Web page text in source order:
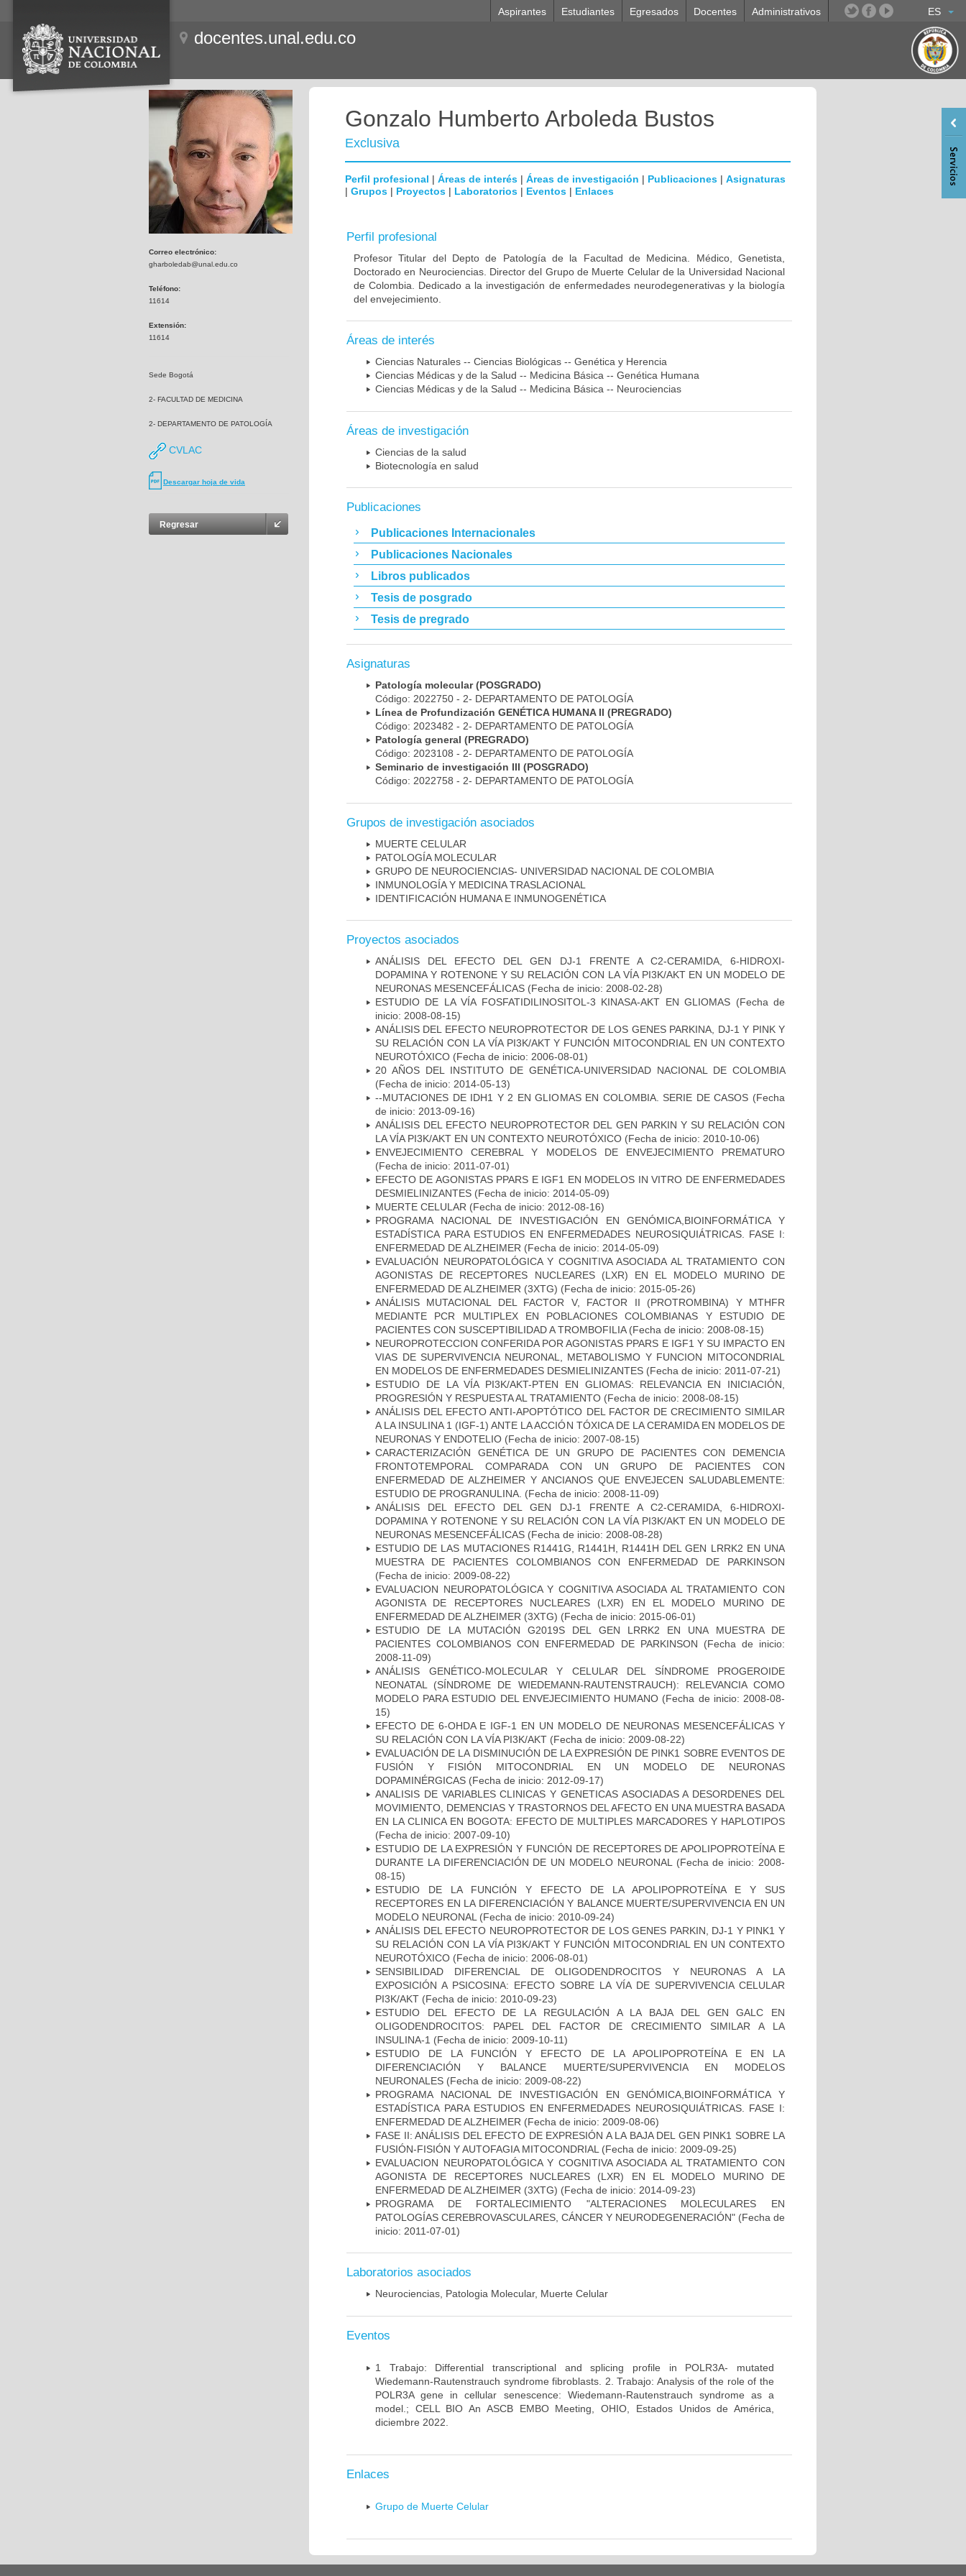
ES
Aspirantes Estudiantes Egresados Docentes Administrativos
docentes.unal.edu.co
Correo electrónico:
gharboledab@unal.edu.co
Teléfono:
11614
Extensión:
11614
Sede Bogotá
2- FACULTAD DE MEDICINA
2- DEPARTAMENTO DE PATOLOGÍA
CVLAC
Descargar hoja de vida
Regresar
Gonzalo Humberto Arboleda Bustos
Exclusiva
Perfil profesional | Áreas de interés | Áreas de investigación | Publicaciones | Asignaturas
| Grupos | Proyectos | Laboratorios | Eventos | Enlaces
Perfil profesional
Profesor Titular del Depto de Patología de la Facultad de Medicina. Médico, Genetista,
Doctorado en Neurociencias. Director del Grupo de Muerte Celular de la Universidad Nacional
de Colombia. Dedicado a la investigación de enfermedades neurodegenerativas y la biología
del envejecimiento.
Áreas de interés
Ciencias Naturales -- Ciencias Biológicas -- Genética y Herencia
Ciencias Médicas y de la Salud -- Medicina Básica -- Genética Humana
Ciencias Médicas y de la Salud -- Medicina Básica -- Neurociencias
Áreas de investigación
Ciencias de la salud
Biotecnología en salud
Publicaciones
Publicaciones Internacionales
Publicaciones Nacionales
Libros publicados
Tesis de posgrado
Tesis de pregrado
Asignaturas
Patología molecular (POSGRADO)
Código: 2022750 - 2- DEPARTAMENTO DE PATOLOGÍA
Línea de Profundización GENÉTICA HUMANA II (PREGRADO)
Código: 2023482 - 2- DEPARTAMENTO DE PATOLOGÍA
Patología general (PREGRADO)
Código: 2023108 - 2- DEPARTAMENTO DE PATOLOGÍA
Seminario de investigación III (POSGRADO)
Código: 2022758 - 2- DEPARTAMENTO DE PATOLOGÍA
Grupos de investigación asociados
MUERTE CELULAR
PATOLOGÍA MOLECULAR
GRUPO DE NEUROCIENCIAS- UNIVERSIDAD NACIONAL DE COLOMBIA
INMUNOLOGÍA Y MEDICINA TRASLACIONAL
IDENTIFICACIÓN HUMANA E INMUNOGENÉTICA
Proyectos asociados
ANÁLISIS DEL EFECTO DEL GEN DJ-1 FRENTE A C2-CERAMIDA, 6-HIDROXI-
DOPAMINA Y ROTENONE Y SU RELACIÓN CON LA VÍA PI3K/AKT EN UN MODELO DE
NEURONAS MESENCEFÁLICAS (Fecha de inicio: 2008-02-28)
ESTUDIO DE LA VÍA FOSFATIDILINOSITOL-3 KINASA-AKT EN GLIOMAS (Fecha de
inicio: 2008-08-15)
ANÁLISIS DEL EFECTO NEUROPROTECTOR DE LOS GENES PARKINA, DJ-1 Y PINK Y
SU RELACIÓN CON LA VÍA PI3K/AKT Y FUNCIÓN MITOCONDRIAL EN UN CONTEXTO
NEUROTÓXICO (Fecha de inicio: 2006-08-01)
20 AÑOS DEL INSTITUTO DE GENÉTICA-UNIVERSIDAD NACIONAL DE COLOMBIA
(Fecha de inicio: 2014-05-13)
--MUTACIONES DE IDH1 Y 2 EN GLIOMAS EN COLOMBIA. SERIE DE CASOS (Fecha
de inicio: 2013-09-16)
ANÁLISIS DEL EFECTO NEUROPROTECTOR DEL GEN PARKIN Y SU RELACIÓN CON
LA VÍA PI3K/AKT EN UN CONTEXTO NEUROTÓXICO (Fecha de inicio: 2010-10-06)
ENVEJECIMIENTO CEREBRAL Y MODELOS DE ENVEJECIMIENTO PREMATURO
(Fecha de inicio: 2011-07-01)
EFECTO DE AGONISTAS PPARS E IGF1 EN MODELOS IN VITRO DE ENFERMEDADES
DESMIELINIZANTES (Fecha de inicio: 2014-05-09)
MUERTE CELULAR (Fecha de inicio: 2012-08-16)
PROGRAMA NACIONAL DE INVESTIGACIÓN EN GENÓMICA,BIOINFORMÁTICA Y
ESTADÍSTICA PARA ESTUDIOS EN ENFERMEDADES NEUROSIQUIÁTRICAS. FASE I:
ENFERMEDAD DE ALZHEIMER (Fecha de inicio: 2014-05-09)
EVALUACIÓN NEUROPATOLÓGICA Y COGNITIVA ASOCIADA AL TRATAMIENTO CON
AGONISTAS DE RECEPTORES NUCLEARES (LXR) EN EL MODELO MURINO DE
ENFERMEDAD DE ALZHEIMER (3XTG) (Fecha de inicio: 2015-05-26)
ANÁLISIS MUTACIONAL DEL FACTOR V, FACTOR II (PROTROMBINA) Y MTHFR
MEDIANTE PCR MULTIPLEX EN POBLACIONES COLOMBIANAS Y ESTUDIO DE
PACIENTES CON SUSCEPTIBILIDAD A TROMBOFILIA(Fecha de inicio: 2008-08-15)
NEUROPROTECCION CONFERIDA POR AGONISTAS PPARS E IGF1 Y SU IMPACTO EN
VIAS DE SUPERVIVENCIA NEURONAL, METABOLISMO Y FUNCION MITOCONDRIAL
EN MODELOS DE ENFERMEDADES DESMIELINIZANTES (Fecha de inicio: 2011-07-21)
ESTUDIO DE LA VÍA PI3K/AKT-PTEN EN GLIOMAS: RELEVANCIA EN INICIACIÓN,
PROGRESIÓN Y RESPUESTA AL TRATAMIENTO (Fecha de inicio: 2008-08-15)
ANÁLISIS DEL EFECTO ANTI-APOPTÓTICO DEL FACTOR DE CRECIMIENTO SIMILAR
A LA INSULINA 1 (IGF-1) ANTE LA ACCIÓN TÓXICA DE LA CERAMIDA EN MODELOS DE
NEURONAS Y ENDOTELIO (Fecha de inicio: 2007-08-15)
CARACTERIZACIÓN GENÉTICA DE UN GRUPO DE PACIENTES CON DEMENCIA
FRONTOTEMPORAL COMPARADA CON UN GRUPO DE PACIENTES CON
ENFERMEDAD DE ALZHEIMER Y ANCIANOS QUE ENVEJECEN SALUDABLEMENTE:
ESTUDIO DE PROGRANULINA. (Fecha de inicio: 2008-11-09)
ANÁLISIS DEL EFECTO DEL GEN DJ-1 FRENTE A C2-CERAMIDA, 6-HIDROXI-
DOPAMINA Y ROTENONE Y SU RELACIÓN CON LA VÍA PI3K/AKT EN UN MODELO DE
NEURONAS MESENCEFÁLICAS (Fecha de inicio: 2008-08-28)
ESTUDIO DE LAS MUTACIONES R1441G, R1441H, R1441H DEL GEN LRRK2 EN UNA
MUESTRA DE PACIENTES COLOMBIANOS CON ENFERMEDAD DE PARKINSON
(Fecha de inicio: 2009-08-22)
EVALUACION NEUROPATOLÓGICA Y COGNITIVA ASOCIADA AL TRATAMIENTO CON
AGONISTA DE RECEPTORES NUCLEARES (LXR) EN EL MODELO MURINO DE
ENFERMEDAD DE ALZHEIMER (3XTG) (Fecha de inicio: 2015-06-01)
ESTUDIO DE LA MUTACIÓN G2019S DEL GEN LRRK2 EN UNA MUESTRA DE
PACIENTES COLOMBIANOS CON ENFERMEDAD DE PARKINSON (Fecha de inicio:
2008-11-09)
ANÁLISIS GENÉTICO-MOLECULAR Y CELULAR DEL SÍNDROME PROGEROIDE
NEONATAL (SÍNDROME DE WIEDEMANN-RAUTENSTRAUCH): RELEVANCIA COMO
MODELO PARA ESTUDIO DEL ENVEJECIMIENTO HUMANO (Fecha de inicio: 2008-08-
15)
EFECTO DE 6-OHDA E IGF-1 EN UN MODELO DE NEURONAS MESENCEFÁLICAS Y
SU RELACIÓN CON LA VÍA PI3K/AKT (Fecha de inicio: 2009-08-22)
EVALUACIÓN DE LA DISMINUCIÓN DE LA EXPRESIÓN DE PINK1 SOBRE EVENTOS DE
FUSIÓN Y FISIÓN MITOCONDRIAL EN UN MODELO DE NEURONAS
DOPAMINÉRGICAS (Fecha de inicio: 2012-09-17)
ANALISIS DE VARIABLES CLINICAS Y GENETICAS ASOCIADAS A DESORDENES DEL
MOVIMIENTO, DEMENCIAS Y TRASTORNOS DEL AFECTO EN UNA MUESTRA BASADA
EN LA CLINICA EN BOGOTA: EFECTO DE MULTIPLES MARCADORES Y HAPLOTIPOS
(Fecha de inicio: 2007-09-10)
ESTUDIO DE LA EXPRESIÓN Y FUNCIÓN DE RECEPTORES DE APOLIPOPROTEÍNA E
DURANTE LA DIFERENCIACIÓN DE UN MODELO NEURONAL
(Fecha de inicio: 2008-
08-15)
ESTUDIO DE LA FUNCIÓN Y EFECTO DE LA APOLIPOPROTEÍNA E Y SUS
RECEPTORES EN LA DIFERENCIACIÓN Y BALANCE MUERTE/SUPERVIVENCIA EN UN
MODELO NEURONAL (Fecha de inicio: 2010-09-24)
ANÁLISIS DEL EFECTO NEUROPROTECTOR DE LOS GENES PARKIN, DJ-1 Y PINK1 Y
SU RELACIÓN CON LA VÍA PI3K/AKT Y FUNCIÓN MITOCONDRIAL EN UN CONTEXTO
NEUROTÓXICO (Fecha de inicio: 2006-08-01)
SENSIBILIDAD DIFERENCIAL DE OLIGODENDROCITOS Y NEURONAS A LA
EXPOSICIÓN A PSICOSINA: EFECTO SOBRE LA VÍA DE SUPERVIVENCIA CELULAR
PI3K/AKT (Fecha de inicio: 2010-09-23)
ESTUDIO DEL EFECTO DE LA REGULACIÓN A LA BAJA DEL GEN GALC EN
OLIGODENDROCITOS: PAPEL DEL FACTOR DE CRECIMIENTO SIMILAR A LA
INSULINA-1 (Fecha de inicio: 2009-10-11)
ESTUDIO DE LA FUNCIÓN Y EFECTO DE LA APOLIPOPROTEÍNA E EN LA
DIFERENCIACIÓN Y BALANCE MUERTE/SUPERVIVENCIA EN MODELOS
NEURONALES (Fecha de inicio: 2009-08-22)
PROGRAMA NACIONAL DE INVESTIGACIÓN EN GENÓMICA,BIOINFORMÁTICA Y
ESTADÍSTICA PARA ESTUDIOS EN ENFERMEDADES NEUROSIQUIÁTRICAS. FASE I:
ENFERMEDAD DE ALZHEIMER (Fecha de inicio: 2009-08-06)
FASE II: ANÁLISIS DEL EFECTO DE EXPRESIÓN A LA BAJA DEL GEN PINK1 SOBRE LA
FUSIÓN-FISIÓN Y AUTOFAGIA MITOCONDRIAL (Fecha de inicio: 2009-09-25)
EVALUACION NEUROPATOLÓGICA Y COGNITIVA ASOCIADA AL TRATAMIENTO CON
AGONISTA DE RECEPTORES NUCLEARES (LXR) EN EL MODELO MURINO DE
ENFERMEDAD DE ALZHEIMER (3XTG) (Fecha de inicio: 2014-09-23)
PROGRAMA DE FORTALECIMIENTO "ALTERACIONES MOLECULARES EN
PATOLOGÍAS CEREBROVASCULARES, CÁNCER Y NEURODEGENERACIÓN" (Fecha de
inicio: 2011-07-01)
Laboratorios asociados
Neurociencias, Patologia Molecular, Muerte Celular
Eventos
1 Trabajo: Differential transcriptional and splicing profile in POLR3A- mutated
Wiedemann-Rautenstrauch syndrome fibroblasts. 2. Trabajo: Analysis of the role of the
POLR3A gene in cellular senescence: Wiedemann-Rautenstrauch syndrome as a
model.; CELL BIO An ASCB EMBO Meeting, OHIO, Estados Unidos de América,
diciembre 2022.
Enlaces
Grupo de Muerte Celular